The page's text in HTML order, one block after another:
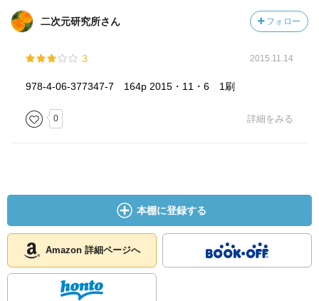
二次元研究所さん フォロー
3 2015.11.14
978-4-06-377347-7 164p 2015・11・6 1刷
0 詳細をみる
本棚に登録する
Amazon 詳細ページへ